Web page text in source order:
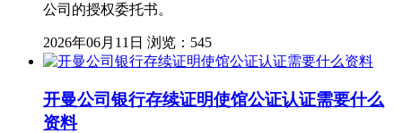
公司的授权委托书。
2026年06月11日 浏览：545
开曼公司银行存续证明使馆公证认证需要什么
资料